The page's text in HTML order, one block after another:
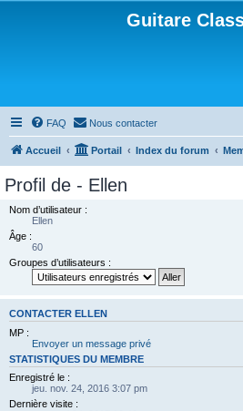
Guitare
FAQ Nous contacter
Accueil Portail Index du forum
Profil de - Ellen
Nom d’utilisateur :
Ellen
Âge :
60
Groupes d’utilisateurs :
CONTACTER ELLEN
MP :
Envoyer un message privé
STATISTIQUES DU MEMBRE
Enregistré le :
jeu. nov. 24, 2016 3:07 pm
Dernière visite :